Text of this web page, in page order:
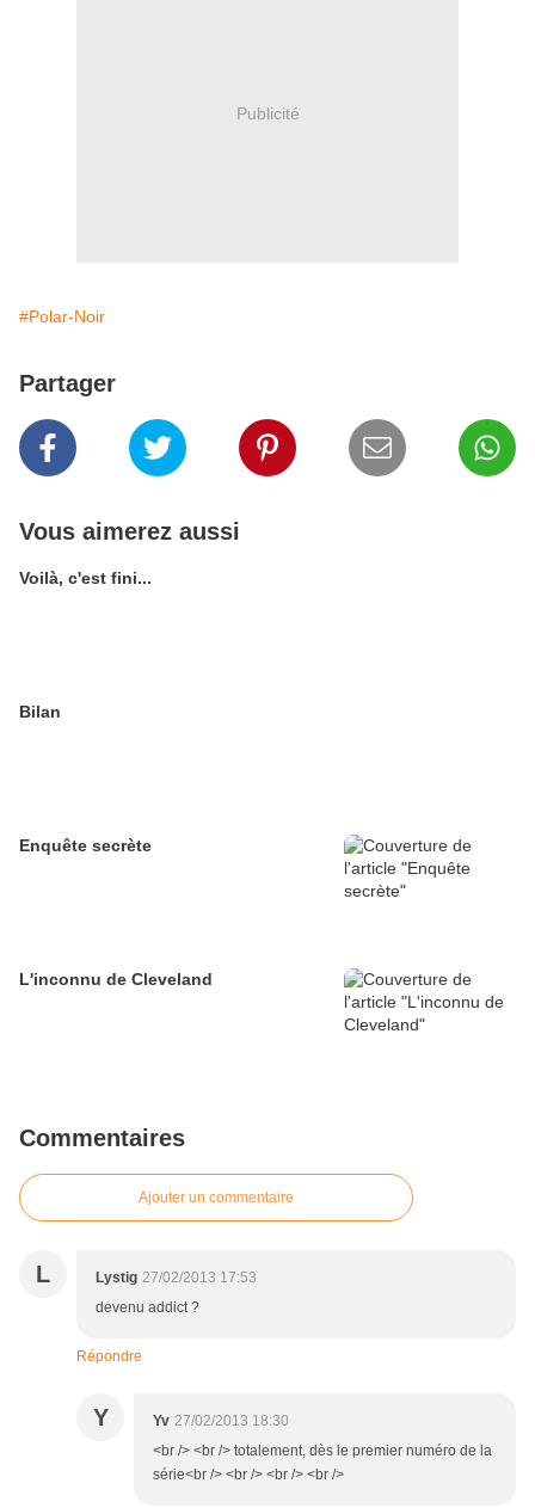
Publicité
#Polar-Noir
Partager
Vous aimerez aussi
Voilà, c'est fini...
Bilan
Enquête secrète
L'inconnu de Cleveland
Commentaires
Ajouter un commentaire
L Lystig 27/02/2013 17:53
devenu addict ?
Répondre
Y Yv 27/02/2013 18:30
<br /> <br /> totalement, dès le premier numéro de la
série<br /> <br /> <br /> <br />